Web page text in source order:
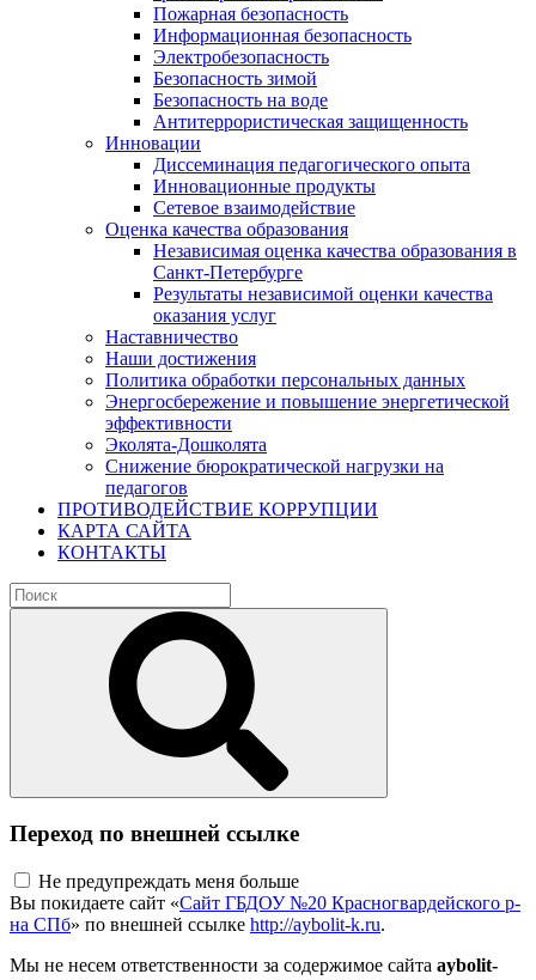
Пожарная безопасность
Информационная безопасность
Электробезопасность
Безопасность зимой
Безопасность на воде
Антитеррористическая защищенность
Инновации
Диссеминация педагогического опыта
Инновационные продукты
Сетевое взаимодействие
Оценка качества образования
Независимая оценка качества образования в
Санкт-Петербурге
Результаты независимой оценки качества
оказания услуг
Наставничество
Наши достижения
Политика обработки персональных данных
Энергосбережение и повышение энергетической
эффективности
Эколята-Дошколята
Снижение бюрократической нагрузки на
педагогов
ПРОТИВОДЕЙСТВИЕ КОРРУПЦИИ
КАРТА САЙТА
КОНТАКТЫ
Переход по внешней ссылке
Не предупреждать меня больше
Вы покидаете сайт «Сайт ГБДОУ №20 Красногвардейского р-
на СПб» по внешней ссылке http://aybolit-k.ru.
Мы не несем ответственности за содержимое сайта aybolit-